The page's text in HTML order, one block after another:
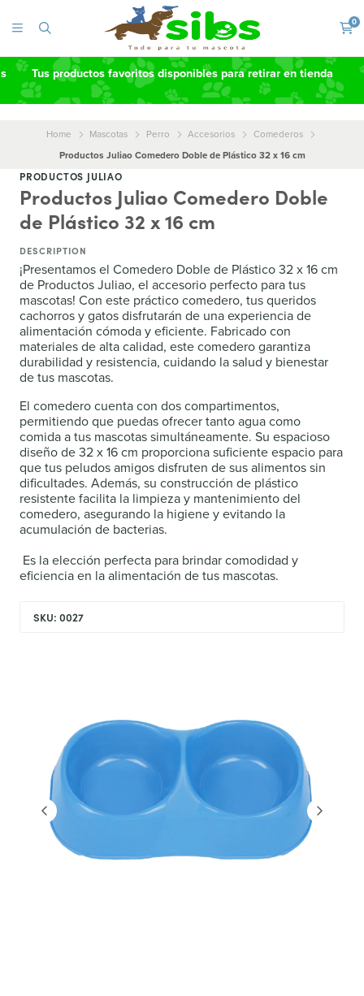
0
Tus productos favoritos disponibles para retirar en tienda
Home Mascotas Perro Accesorios
Comederos
Productos Juliao Comedero Doble de Plástico 32 x 16 cm
PRODUCTOS JULIAO
Productos Juliao Comedero Doble
de Plástico 32 x 16 cm
DESCRIPTION
¡Presentamos el Comedero Doble de Plástico 32 x 16 cm
de Productos Juliao, el accesorio perfecto para tus
mascotas! Con este práctico comedero, tus queridos
cachorros y gatos disfrutarán de una experiencia de
alimentación cómoda y eficiente. Fabricado con
materiales de alta calidad, este comedero garantiza
durabilidad y resistencia, cuidando la salud y bienestar
de tus mascotas.
El comedero cuenta con dos compartimentos,
permitiendo que puedas ofrecer tanto agua como
comida a tus mascotas simultáneamente. Su espacioso
diseño de 32 x 16 cm proporciona suficiente espacio para
que tus peludos amigos disfruten de sus alimentos sin
dificultades. Además, su construcción de plástico
resistente facilita la limpieza y mantenimiento del
comedero, asegurando la higiene y evitando la
acumulación de bacterias.
Es la elección perfecta para brindar comodidad y
eficiencia en la alimentación de tus mascotas.
SKU: 0027